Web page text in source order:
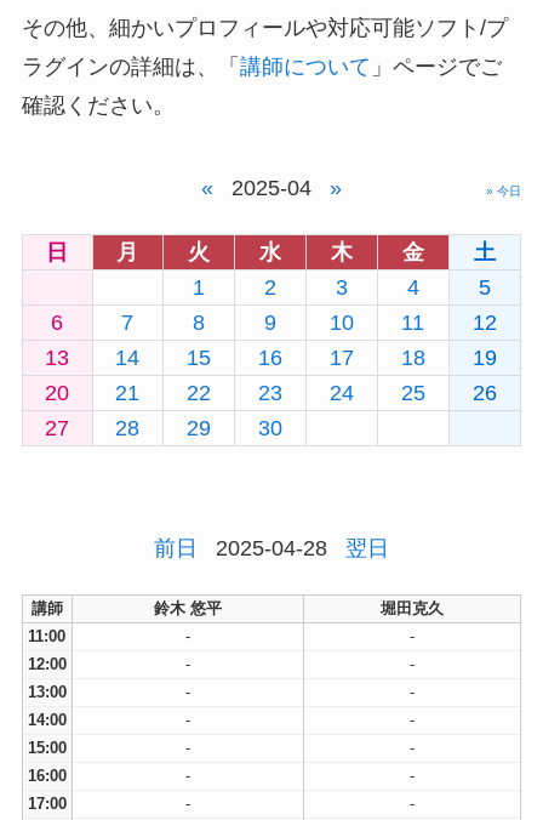
その他、細かいプロフィールや対応可能ソフト/プ
ラグインの詳細は、「 講師について 」ページでご
確認ください。
« 2025-04 » » 今日
日 月 火 水 木 金
土
1
2 3 4
5
6
7 8 9 10 11
12
13
14 15 16 17 18
19
20
21 22 23 24 25
26
27
28 29 30
前日 2025-04-28 翌日
講師 鈴木 悠平
堀田克久
11:00
-
-
12:00
-
-
13:00
-
-
14:00
-
-
15:00
-
-
16:00
-
-
17:00
-
-